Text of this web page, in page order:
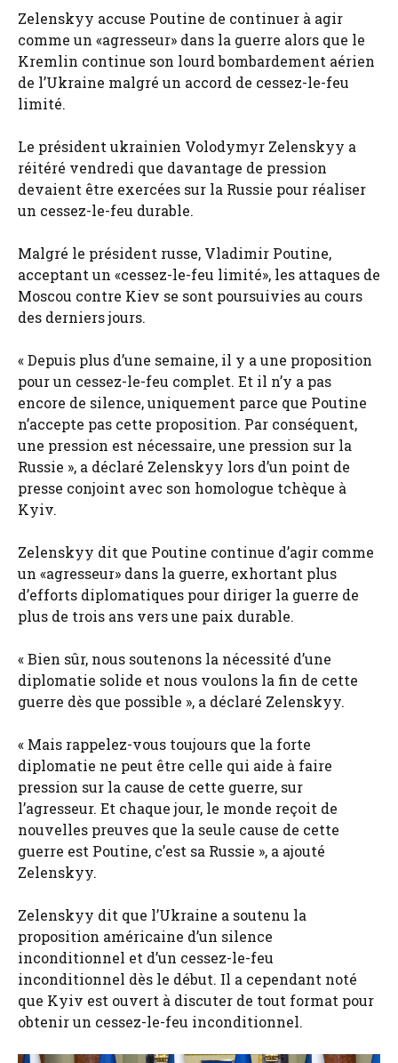
Zelenskyy accuse Poutine de continuer à agir
comme un «agresseur» dans la guerre alors que le
Kremlin continue son lourd bombardement aérien
de l’Ukraine malgré un accord de cessez-le-feu
limité.
Le président ukrainien Volodymyr Zelenskyy a
réitéré vendredi que davantage de pression
devaient être exercées sur la Russie pour réaliser
un cessez-le-feu durable.
Malgré le président russe, Vladimir Poutine,
acceptant un «cessez-le-feu limité», les attaques de
Moscou contre Kiev se sont poursuivies au cours
des derniers jours.
« Depuis plus d’une semaine, il y a une proposition
pour un cessez-le-feu complet. Et il n’y a pas
encore de silence, uniquement parce que Poutine
n’accepte pas cette proposition. Par conséquent,
une pression est nécessaire, une pression sur la
Russie », a déclaré Zelenskyy lors d’un point de
presse conjoint avec son homologue tchèque à
Kyiv.
Zelenskyy dit que Poutine continue d’agir comme
un «agresseur» dans la guerre, exhortant plus
d’efforts diplomatiques pour diriger la guerre de
plus de trois ans vers une paix durable.
« Bien sûr, nous soutenons la nécessité d’une
diplomatie solide et nous voulons la fin de cette
guerre dès que possible », a déclaré Zelenskyy.
« Mais rappelez-vous toujours que la forte
diplomatie ne peut être celle qui aide à faire
pression sur la cause de cette guerre, sur
l’agresseur. Et chaque jour, le monde reçoit de
nouvelles preuves que la seule cause de cette
guerre est Poutine, c’est sa Russie », a ajouté
Zelenskyy.
Zelenskyy dit que l’Ukraine a soutenu la
proposition américaine d’un silence
inconditionnel et d’un cessez-le-feu
inconditionnel dès le début. Il a cependant noté
que Kyiv est ouvert à discuter de tout format pour
obtenir un cessez-le-feu inconditionnel.